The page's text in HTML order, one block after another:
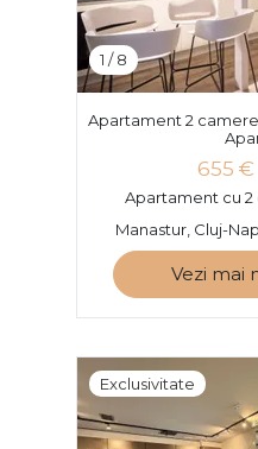
1 /8
Apartament 2
655 €
Apartament cu
Manastur, Cluj-
Vezi mai
Exclusivitate